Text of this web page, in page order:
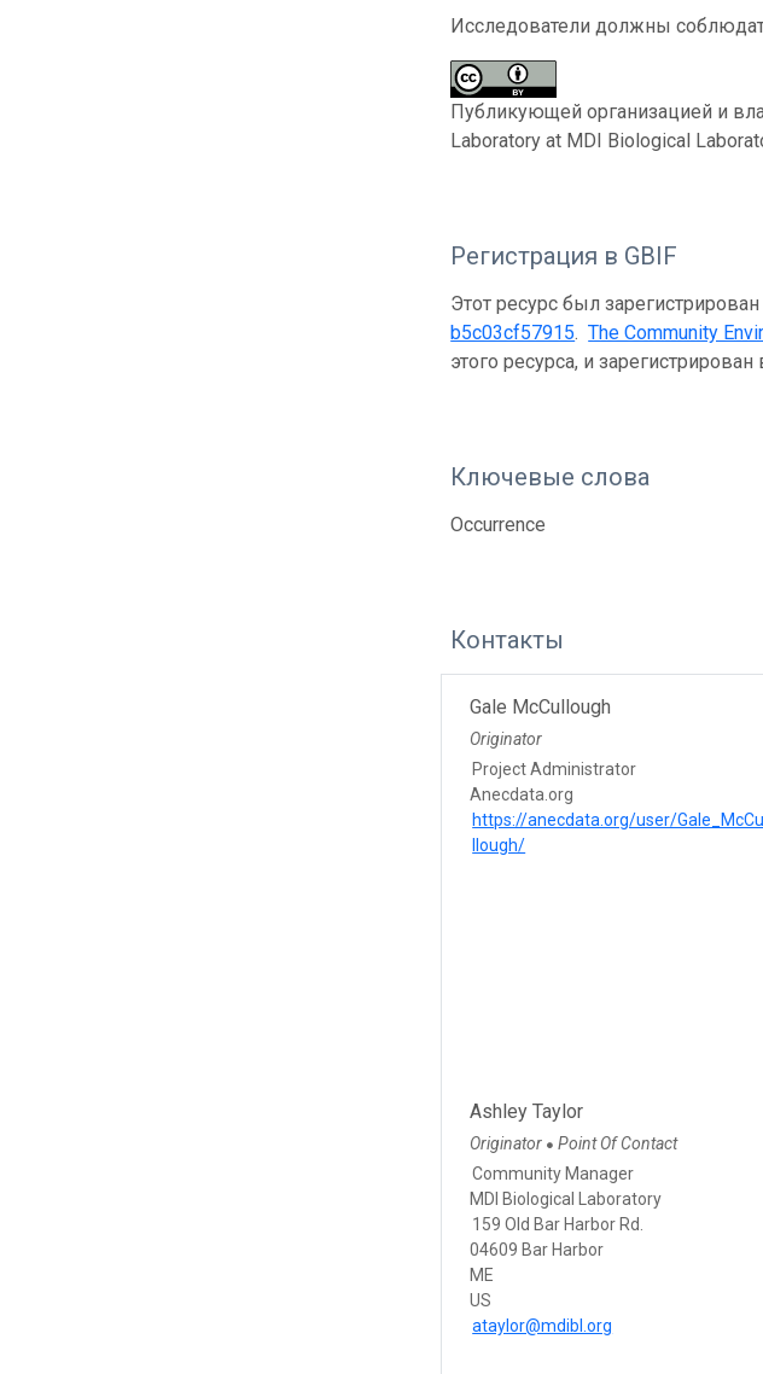
Исследователи должны
Публикующей организацией и
Laboratory at MDI Biological
Регистрация в GBIF
Этот ресурс был
b5c03cf57915.The Community
этого ресурса, и
Ключевые слова
Occurrence
Контакты
Gale McCullough
Originator
Project Administrator
Anecdata.org
https://anecdata.org/user/Gale_McCu
llough/
Ashley Taylor
Originator ● Point Of Contact
Community Manager
MDI Biological Laboratory
159 Old Bar Harbor Rd.
04609 Bar Harbor
ME
US
ataylor@mdibl.org